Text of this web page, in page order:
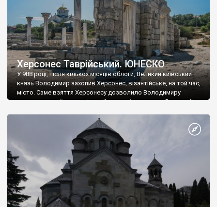
Херсонес Таврійський. ЮНЕСКО
У 988 році, після кількох місяців облоги, Великий київський
князь Володимир захопив Херсонес, візантійське, на той час,
місто. Саме взяття Херсонесу дозволило Володимиру
диктувати свої умови візантійському імператору Василю ІІ, та
Херсонесі Володимир-язичник, став Василем-християнином.
А потім було Хрещення Русі. На честь Херсонесу Таврійського